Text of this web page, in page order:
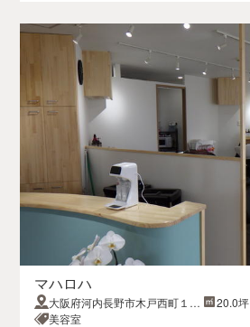
マハロハ
大阪府河内長野市木戸西町１－
１－３８司ビル2階
20.0坪
美容室